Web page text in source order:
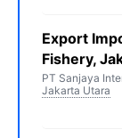
Export
Fishery,
PT Sanjaya
Jakarta Utara